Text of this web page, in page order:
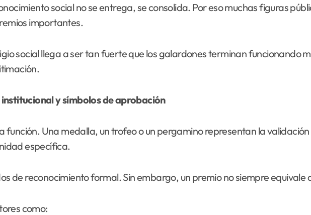
social no se entrega, se consolida. Por eso muchas figuras
importantes.
social llega a ser tan fuerte que los galardones terminan funcionando
y símbolos de aprobación
función. Una medalla, un trofeo o un pergamino representan la
específica.
de reconocimiento formal. Sin embargo, un premio no siempre
como: